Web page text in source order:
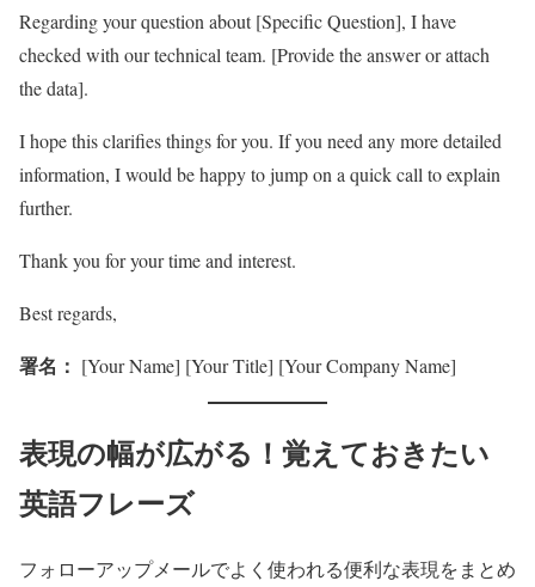
Regarding your question about [Specific Question], I have
checked with our technical team. [Provide the answer or attach
the data].
I hope this clarifies things for you. If you need any more detailed
information, I would be happy to jump on a quick call to explain
further.
Thank you for your time and interest.
Best regards,
署名： [Your Name] [Your Title] [Your Company Name]
表現の幅が広がる！覚えておきたい
英語フレーズ
フォローアップメールでよく使われる便利な表現をまとめ